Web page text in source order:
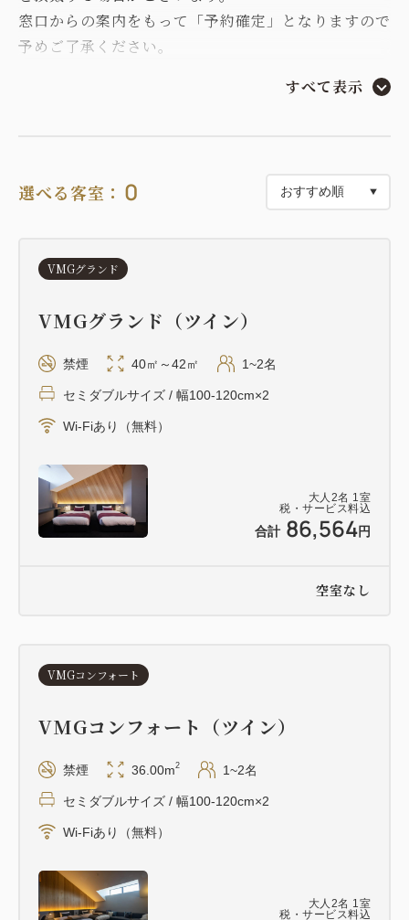
窓口からの案内をもって「予約確定」となりますので
予めご了承ください。
旅先でしか味わえない、特別なスパ体験を。
リラクゼーションサロン「PUAMANA
HAKODATE」の熟練セラピストによるケアで、旅の
ご提供。
しさをサポートします。
＜プランに含まれるもの＞
宿泊料、ご夕食、ご朝食
＊ご朝食にはがごめ昆布を使用した特製スープをご提
＊「GAGOME HERBAL SPA」体験料はプラン料金
に含まれておりません（ホテルにて精算となります）
本プランでは、お客様のご希望のスタイルに合わせて
・インルームスパ（100分〜） 移動の負担なく、誰に
だけます。
・サロンスパ（70分〜） フロントより徒歩10分のサ
ロン「PUAMANA HAKODATE」にて、本格的なケ
アをリーズナブルに楽しみたい方に。
▼ 各メニューの詳細はこちら（必ずお読みくださ
い）
https://www.vmg-
すべて表示
選べる客室： 0
大人 2名 1 室
税・サービス料込
合計 86,564円
VMGグランド
VMGグランド（ツイン）
禁煙 40㎡～42㎡ 1~2名
セミダブルサイズ / 幅100-120cm×2
Wi-Fiあり（無料）
空室なし
大人 2名 1 室
税・サービス料込
VMGコンフォート
VMGコンフォート（ツイン）
禁煙 36.00m2 1~2名
セミダブルサイズ / 幅100-120cm×2
Wi-Fiあり（無料）